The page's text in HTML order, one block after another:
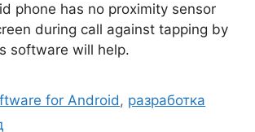
phone has no proximity sensor
during call against tapping by
software will help.
for Android, разработка